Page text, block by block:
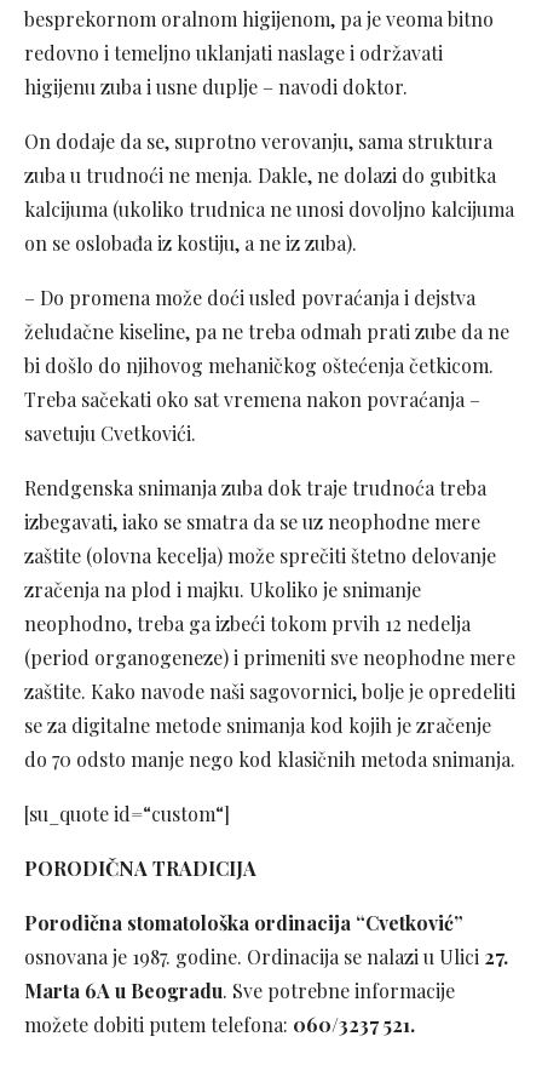
besprekornom oralnom higijenom, pa je veoma bitno
redovno i temeljno uklanjati naslage i održavati
higijenu zuba i usne duplje – navodi doktor.
On dodaje da se, suprotno verovanju, sama struktura
zuba u trudnoći ne menja. Dakle, ne dolazi do gubitka
kalcijuma (ukoliko trudnica ne unosi dovoljno kalcijuma
on se oslobađa iz kostiju, a ne iz zuba).
– Do promena može doći usled povraćanja i dejstva
želudačne kiseline, pa ne treba odmah prati zube da ne
bi došlo do njihovog mehaničkog oštećenja četkicom.
Treba sačekati oko sat vremena nakon povraćanja –
savetuju Cvetkovići.
Rendgenska snimanja zuba dok traje trudnoća treba
izbegavati, iako se smatra da se uz neophodne mere
zaštite (olovna kecelja) može sprečiti štetno delovanje
zračenja na plod i majku. Ukoliko je snimanje
neophodno, treba ga izbeći tokom prvih 12 nedelja
(period organogeneze) i primeniti sve neophodne mere
zaštite. Kako navode naši sagovornici, bolje je opredeliti
se za digitalne metode snimanja kod kojih je zračenje
do 70 odsto manje nego kod klasičnih metoda snimanja.
[su_quote id=“custom“]
PORODIČNA TRADICIJA
Porodična stomatološka ordinacija “Cvetković”
osnovana je 1987. godine. Ordinacija se nalazi u Ulici 27.
Marta 6A u Beogradu. Sve potrebne informacije
možete dobiti putem telefona: 060/3237 521.